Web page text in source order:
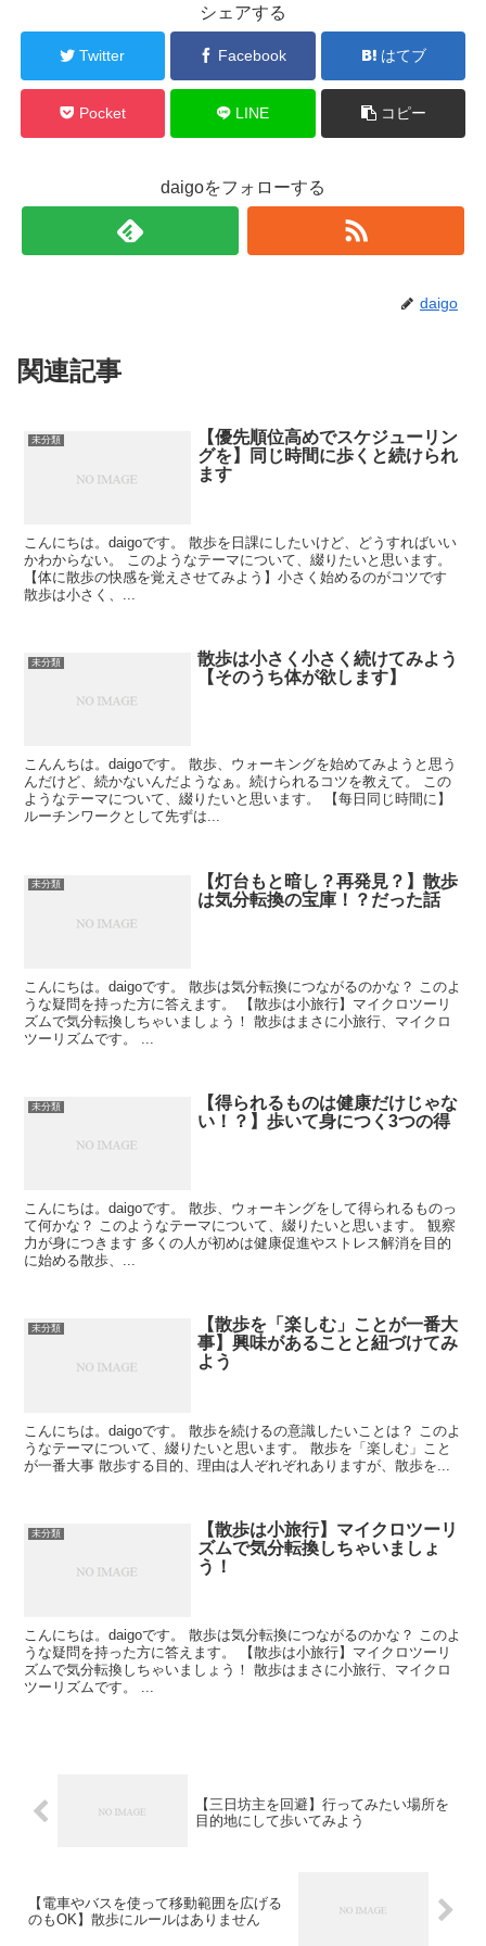
シェアする
Twitter Facebook はてブ
Pocket LINE コピー
daigoをフォローする
daigo
関連記事
未分類
【優先順位高めでスケジューリン
グを】同じ時間に歩くと続けられ
ます
こんにちは。daigoです。 散歩を日課にしたいけど、どうすればいい
かわからない。 このようなテーマについて、綴りたいと思います。
【体に散歩の快感を覚えさせてみよう】小さく始めるのがコツです
散歩は小さく、...
未分類
散歩は小さく小さく続けてみよう
【そのうち体が欲します】
こんんちは。daigoです。 散歩、ウォーキングを始めてみようと思う
んだけど、続かないんだようなぁ。続けられるコツを教えて。 この
ようなテーマについて、綴りたいと思います。 【每日同じ時間に】
ルーチンワークとして先ずは...
未分類
【灯台もと暗し？再発見？】散歩
は気分転換の宝庫！？だった話
こんにちは。daigoです。 散歩は気分転換につながるのかな？ このよ
うな疑問を持った方に答えます。 【散歩は小旅行】マイクロツーリ
ズムで気分転換しちゃいましょう！ 散歩はまさに小旅行、マイクロ
ツーリズムです。 ...
未分類
【得られるものは健康だけじゃな
い！？】歩いて身につく3つの得
こんにちは。daigoです。 散歩、ウォーキングをして得られるものっ
て何かな？ このようなテーマについて、綴りたいと思います。 観察
力が身につきます 多くの人が初めは健康促進やストレス解消を目的
に始める散歩、...
未分類
【散歩を「楽しむ」ことが一番大
事】興味があることと紐づけてみ
よう
こんにちは。daigoです。 散歩を続けるの意識したいことは？ このよ
うなテーマについて、綴りたいと思います。 散歩を「楽しむ」こと
が一番大事 散歩する目的、理由は人ぞれぞれありますが、散歩を...
未分類
【散歩は小旅行】マイクロツーリ
ズムで気分転換しちゃいましょ
う！
こんにちは。daigoです。 散歩は気分転換につながるのかな？ このよ
うな疑問を持った方に答えます。 【散歩は小旅行】マイクロツーリ
ズムで気分転換しちゃいましょう！ 散歩はまさに小旅行、マイクロ
ツーリズムです。 ...
【三日坊主を回避】行ってみたい場所を
目的地にして歩いてみよう
【電車やバスを使って移動範囲を広げる
のもOK】散歩にルールはありません